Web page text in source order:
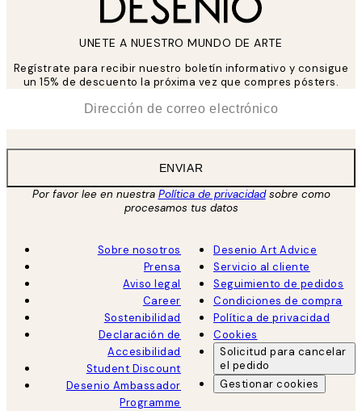
UNETE A NUESTRO MUNDO DE ARTE
Regístrate para recibir nuestro boletín informativo y consigue
un 15% de descuento la próxima vez que compres pósters.
ENVIAR
Por favor lee en nuestra Política de privacidadsobre como
procesamos tus datos
Sobre nosotros
Prensa
Aviso legal
Career
Sostenibilidad
Declaración de
Accesibilidad
Student Discount
Desenio Ambassador
Programme
Desenio Art Advice
Servicio al cliente
Seguimiento de pedidos
Condiciones de compra
Política de privacidad
Cookies
Solicitud para cancelar
el pedido
Gestionar cookies